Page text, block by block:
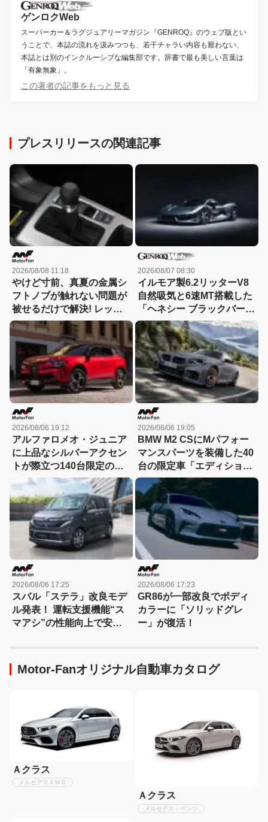
ゲンロクWeb
スーパーカー＆ラグジュアリーマガジン『GENROQ』のウェブ版とい
うことで、本誌の流れを汲みつつも、若干チャラい内容も厭わない、
本誌とは別のインクルーシブな編集部です。辞書で最も美しい言葉は
「有象無象」。
この著者の記事をもっと見る
プレスリリースの関連記事
2026/08/08 11:18
やけど寸前、真夏の金属シ
フトノブが触れない問題が
被せるだけで解決! レッツ
ォのシリコンカバーが夏も
冬も快適すぎる! 【CAR
MONO図鑑】
2026/08/07 08:30
イルモア製6.2リッターV8
自然吸気と6速MT搭載した
「ヘネシー ブラックバー
ド」がデビュー【動画】
2026/08/06 19:12
アルファロメオ・ジュニア
に上品なシルバーアクセン
トが際立つ140台限定の
「スポルト スペチアーレ」
が登場！
2026/08/06 19:05
BMW M2 CSにMパフォー
マンスパーツを装備した40
台の限定車「エディショ
ン・エッジ」が登場！
2026/08/06 17:25
スバル「ステラ」改良モデ
ル発表！ 運転支援機能“ス
マアシ”の性能向上で安心
2026/08/06 17:23
GR86が一部改良でボディ
カラーに「ソリッドグレ
ー」が復活！
Motor-Fanオリジナル自動車カタログ
Ａクラス
メルセデスＡＭＧ
Ａクラス
メルセデス・ベンツ